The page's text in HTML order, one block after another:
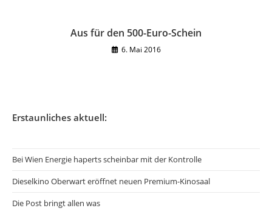
Aus für den 500-Euro-Schein
6. Mai 2016
Erstaunliches aktuell:
Bei Wien Energie haperts scheinbar mit der Kontrolle
Dieselkino Oberwart eröffnet neuen Premium-Kinosaal
Die Post bringt allen was